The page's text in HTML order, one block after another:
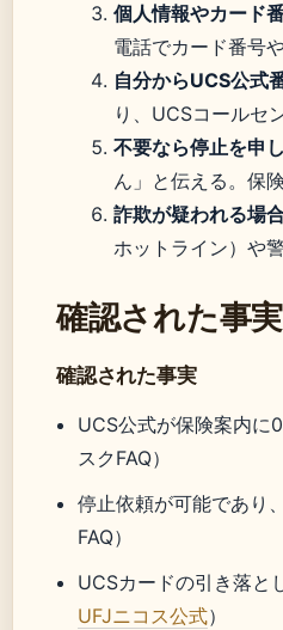
個人情報やカード
電話でカード番号
自分からUCS公式
り、UCSコール
不要なら停止を申
ん」と伝える。保
詐欺が疑われる場
ホットライン）や
確認された事
確認された事実
UCS公式が保険案内
スクFAQ）
停止依頼が可能であり
FAQ）
UCSカードの引き落と
UFJニコス公式）